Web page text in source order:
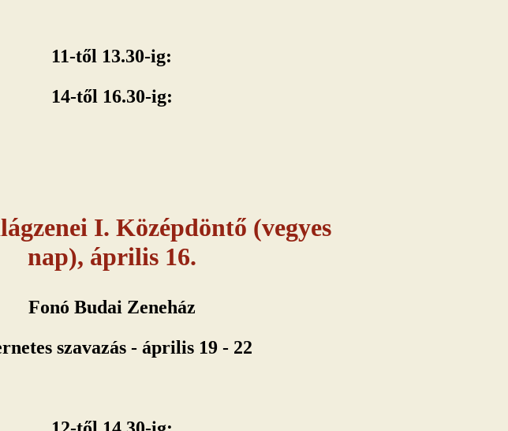
11-től 13.30-ig:
14-től 16.30-ig:
I. Középdöntő (vegyes
nap), április 16.
Fonó Budai Zeneház
szavazás - április 19 - 22